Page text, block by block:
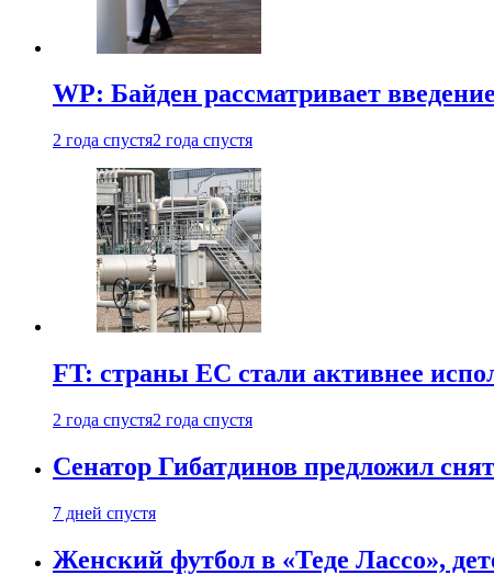
WP: Байден рассматривает
2 года спустя2 года спустя
FT: страны ЕС стали активнее
2 года спустя2 года спустя
Сенатор Гибатдинов предложил
7 дней спустя
Женский футбол в «Теде Лассо»,